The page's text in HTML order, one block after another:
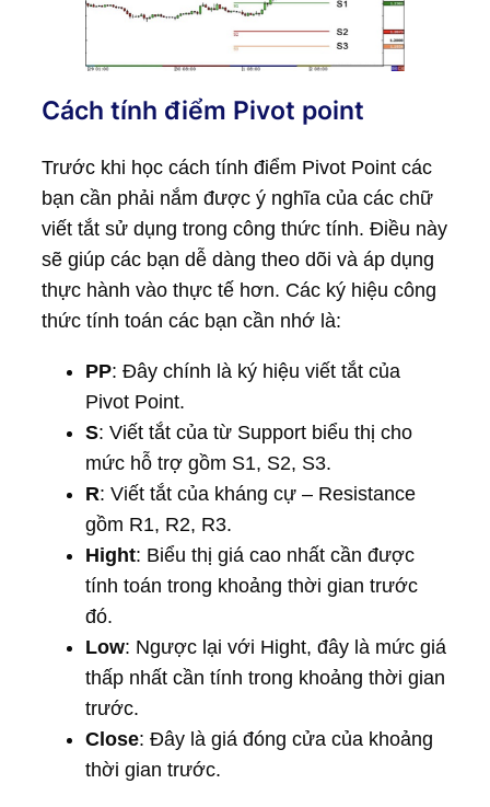
Cách tính điểm Pivot point
Trước khi học cách tính điểm Pivot Point các
bạn cần phải nắm được ý nghĩa của các chữ
viết tắt sử dụng trong công thức tính. Điều này
sẽ giúp các bạn dễ dàng theo dõi và áp dụng
thực hành vào thực tế hơn. Các ký hiệu công
thức tính toán các bạn cần nhớ là:
PP: Đây chính là ký hiệu viết tắt của
Pivot Point.
S: Viết tắt của từ Support biểu thị cho
mức hỗ trợ gồm S1, S2, S3.
R: Viết tắt của kháng cự – Resistance
gồm R1, R2, R3.
Hight: Biểu thị giá cao nhất cần được
tính toán trong khoảng thời gian trước
đó.
Low: Ngược lại với Hight, đây là mức giá
thấp nhất cần tính trong khoảng thời gian
trước.
Close: Đây là giá đóng cửa của khoảng
thời gian trước.